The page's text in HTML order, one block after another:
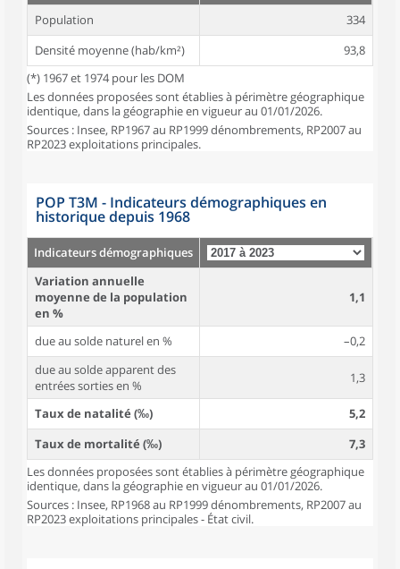
Population
334
Densité moyenne (hab/km²)
93,8
(*) 1967 et 1974 pour les DOM
Les données proposées sont établies à périmètre géographique
identique, dans la géographie en vigueur au 01/01/2026.
Sources : Insee, RP1967 au RP1999 dénombrements, RP2007 au
RP2023 exploitations principales.
POP T3M - Indicateurs démographiques en
historique depuis 1968
Indicateurs démographiques
Variation annuelle
moyenne de la population
en %
1,1
due au solde naturel en %
–0,2
due au solde apparent des
entrées sorties en %
1,3
Taux de natalité (‰)
5,2
Taux de mortalité (‰)
7,3
Les données proposées sont établies à périmètre géographique
identique, dans la géographie en vigueur au 01/01/2026.
Sources : Insee, RP1968 au RP1999 dénombrements, RP2007 au
RP2023 exploitations principales - État civil.